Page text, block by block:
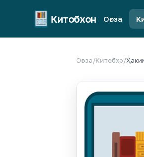
Китобхон Оғоза
Оғоза/Китобҳо/